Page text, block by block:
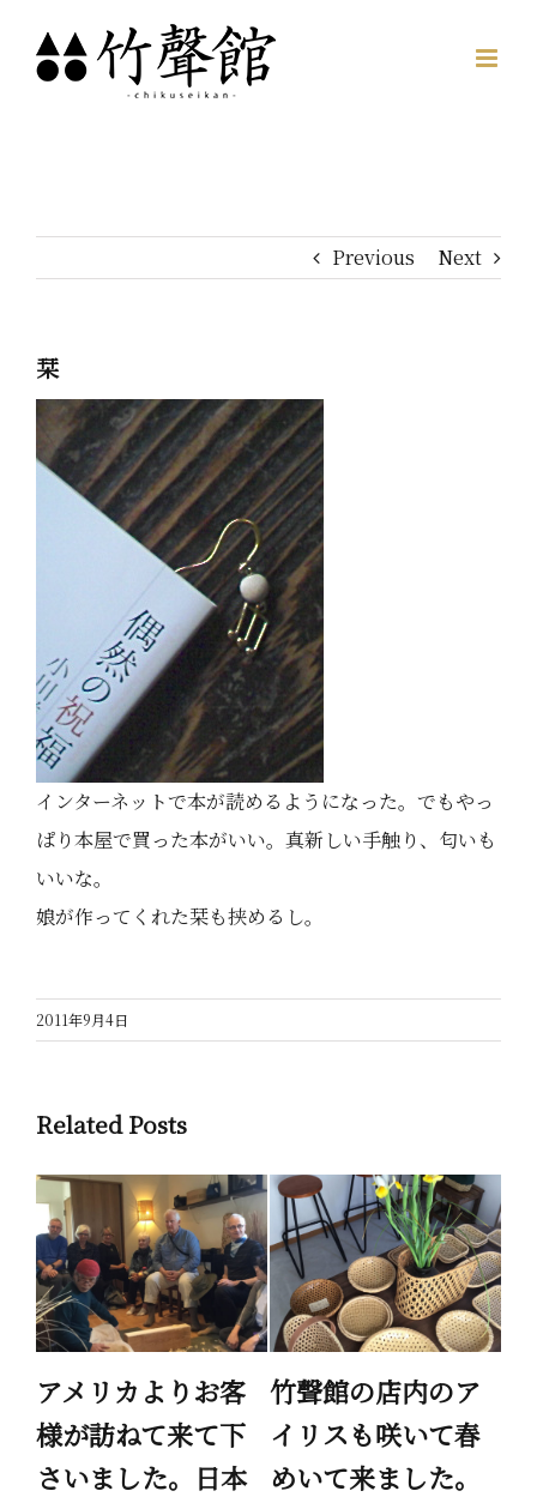
Previous Next
栞
インターネットで本が読めるようになった。でもやっ
ぱり本屋で買った本がいい。真新しい手触り、匂いも
いいな。
娘が作ってくれた栞も挟めるし。
2011年9月4日
Related Posts
アメリカよりお客
様が訪ねて来て下
さいました。日本
竹聲館の店内のア
イリスも咲いて春
めいて来ました。